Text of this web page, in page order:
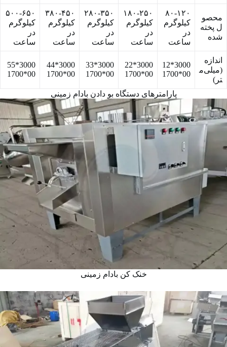
محصو
ل پخته
شده
۸۰-۱۲۰
کیلوگرم
در
ساعت
۱۸۰-۲۵۰
کیلوگرم
در
ساعت
۲۸۰-۳۵۰
کیلوگرم
در
ساعت
۳۸۰-۴۵۰
کیلوگرم
در
ساعت
۵۰۰-۶۵۰
کیلوگرم
در
ساعت
اندازه
(میلی‌م
تر)
3000*12
00*1700
3000*22
00*1700
3000*33
00*1700
3000*44
00*1700
3000*55
00*1700
پارامترهای دستگاه بو دادن بادام زمینی
خنک کن بادام زمینی